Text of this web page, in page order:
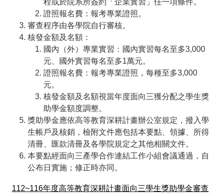
程或於院系所簽約「企業實習」任一項條件。
證照報名費：報考專業證照。
審查程序由各學院自行審核。
核發金額及名額：
國內（外）專業實習：國內實習每名至多3,000
元、國外實習每名至多1萬元。
證照報名費：報考專業證照，每種至多3,000
元。
核發金額及名額視當年度面向三獲分配之學生獎
助學金額度調整。
獎助學金應依高等教育深耕計畫辦公室規定，撥入學
生帳戶及核銷，檢附文件應包括本要點、領據、所得
清冊、匯款清冊及各學院規定之其他相關文件。
本要點經面向三產學合作連結工作小組會議通過，自
公布日實施；修正時亦同。
112~116年度高等教育深耕計畫面向三學生獎助學金審查